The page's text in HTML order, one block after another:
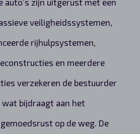
veiligheidssystemen,
rijhulpsystemen,
en meerdere
verzekeren de bestuurder
bijdraagt aan het
op de weg. De